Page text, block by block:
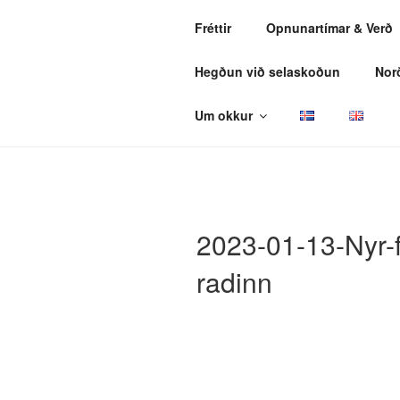
Fréttir Opnunartímar & Verð
Hegðun við selaskoðun
Um okkur
2023-01-13-
radinn